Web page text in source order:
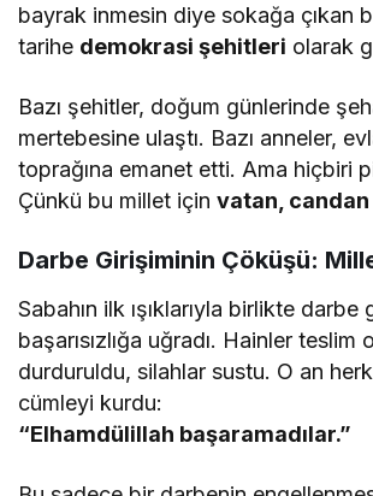
bayrak inmesin diye sokağa çıkan
tarihe demokrasi şehitleri olarak
Bazı şehitler, doğum günlerinde
mertebesine ulaştı. Bazı anneler,
toprağına emanet etti. Ama hiçbiri
Çünkü bu millet içinvatan,
Darbe Girişiminin Çöküşü:
Sabahın ilk ışıklarıyla birlikte darbe
başarısızlığa uğradı. Hainler teslim
durduruldu, silahlar sustu. O an
cümleyi kurdu:
“Elhamdülillah başaramadılar.”